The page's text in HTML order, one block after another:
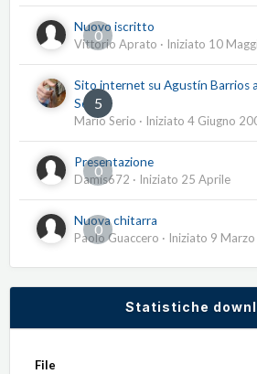
0
Nuovo iscritto
Vittorio Aprato · Iniziato 10
5
Sito internet su Agustín Barrios
Serio
Mario Serio · Iniziato 4 Giugno
0
Presentazione
Damis672 · Iniziato 25 Aprile
0
Nuova chitarra
Paolo Guaccero · Iniziato 9 Marzo
Statistiche
File